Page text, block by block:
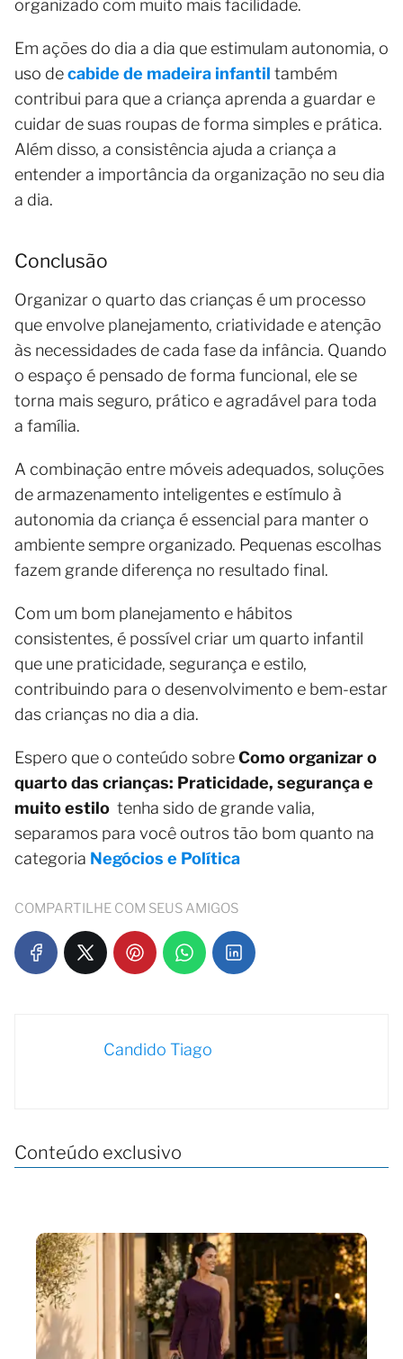
organizado com muito mais facilidade.
Em ações do dia a dia que estimulam autonomia, o
uso decabide de madeira infantil também
contribui para que a criança aprenda a guardar e
cuidar de suas roupas de forma simples e prática.
Além disso, a consistência ajuda a criança a
entender a importância da organização no seu dia
a dia.
Conclusão
Organizar o quarto das crianças é um processo
que envolve planejamento, criatividade e atenção
às necessidades de cada fase da infância. Quando
o espaço é pensado de forma funcional, ele se
torna mais seguro, prático e agradável para toda
a família.
A combinação entre móveis adequados, soluções
de armazenamento inteligentes e estímulo à
autonomia da criança é essencial para manter o
ambiente sempre organizado. Pequenas escolhas
fazem grande diferença no resultado final.
Com um bom planejamento e hábitos
consistentes, é possível criar um quarto infantil
que une praticidade, segurança e estilo,
contribuindo para o desenvolvimento e bem-estar
das crianças no dia a dia.
Espero que o conteúdo sobreComo organizar o
quarto das crianças: Praticidade, segurança e
muito estilo tenha sido de grande valia,
separamos para você outros tão bom quanto na
categoria Negócios e Política
COMPARTILHE COM SEUS AMIGOS
Candido Tiago
Conteúdo exclusivo